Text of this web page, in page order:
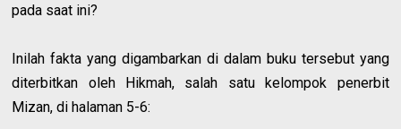
pada saat ini?
Inilah fakta yang digambarkan di dalam buku tersebut yang
diterbitkan oleh Hikmah, salah satu kelompok penerbit
Mizan, di halaman 5-6: